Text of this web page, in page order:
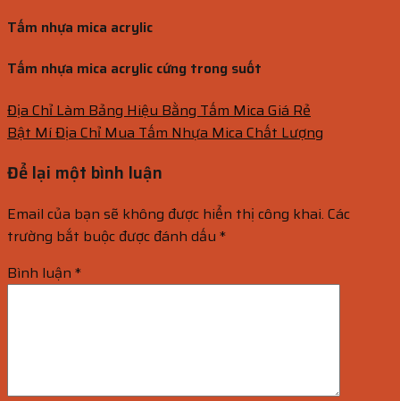
Tấm nhựa mica acrylic
Tấm nhựa mica acrylic cứng trong suốt
Địa Chỉ Làm Bảng Hiệu Bằng Tấm Mica Giá Rẻ
Bật Mí Địa Chỉ Mua Tấm Nhựa Mica Chất Lượng
Để lại một bình luận
Email của bạn sẽ không được hiển thị công khai. Các
trường bắt buộc được đánh dấu *
Bình luận *